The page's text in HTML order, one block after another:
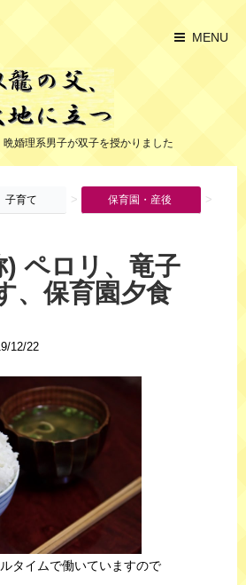
MENU
婚理系男子が双子を授かりました
子育て > 保育園・産後 >
) ペロリ、竜子
、保育園夕食
12/22
タイムで働いていますので